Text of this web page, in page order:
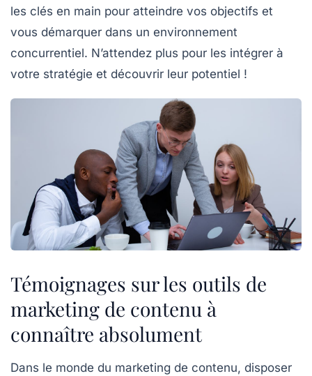
les clés en main pour atteindre vos objectifs et
vous démarquer dans un environnement
concurrentiel. N’attendez plus pour les intégrer à
votre stratégie et découvrir leur potentiel !
Témoignages sur les outils de
marketing de contenu à
connaître absolument
Dans le monde du marketing de contenu, disposer